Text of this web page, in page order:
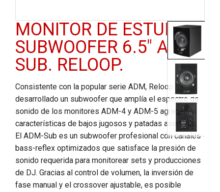
MONITOR DE ESTUDIO
SUBWOOFER 6.5″ ADM
SUB. RELOOP.
Consistente con la popular serie ADM, Reloop ha
desarrollado un subwoofer que amplía el espectro de
sonido de los monitores ADM-4 y ADM-5 agregando
características de bajos jugosos y patadas asertivas.
El ADM-Sub es un subwoofer profesional con canales
bass-reflex optimizados que satisface la presión de
sonido requerida para monitorear sets y producciones
de DJ. Gracias al control de volumen, la inversión de
fase manual y el crossover ajustable, es posible